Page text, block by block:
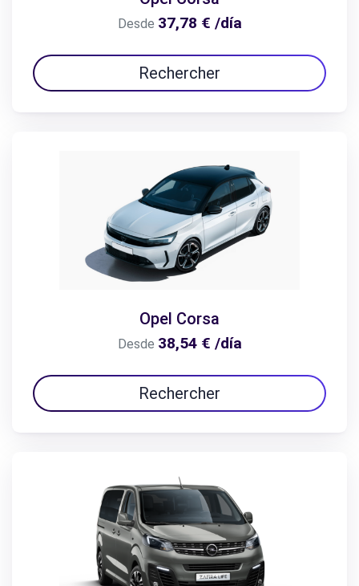
Desde 37,78 € /día
Rechercher
Opel Corsa
Desde 38,54 € /día
Rechercher